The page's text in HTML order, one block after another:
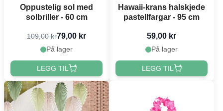
Oppustelig sol med
solbriller - 60 cm
109,00 kr79,00 kr
På lager
LEGG TIL
Hawaii-krans halskjede
pastellfargar - 95 cm
59,00 kr
På lager
LEGG TIL